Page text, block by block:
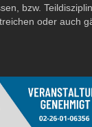
bzw.
oder auch